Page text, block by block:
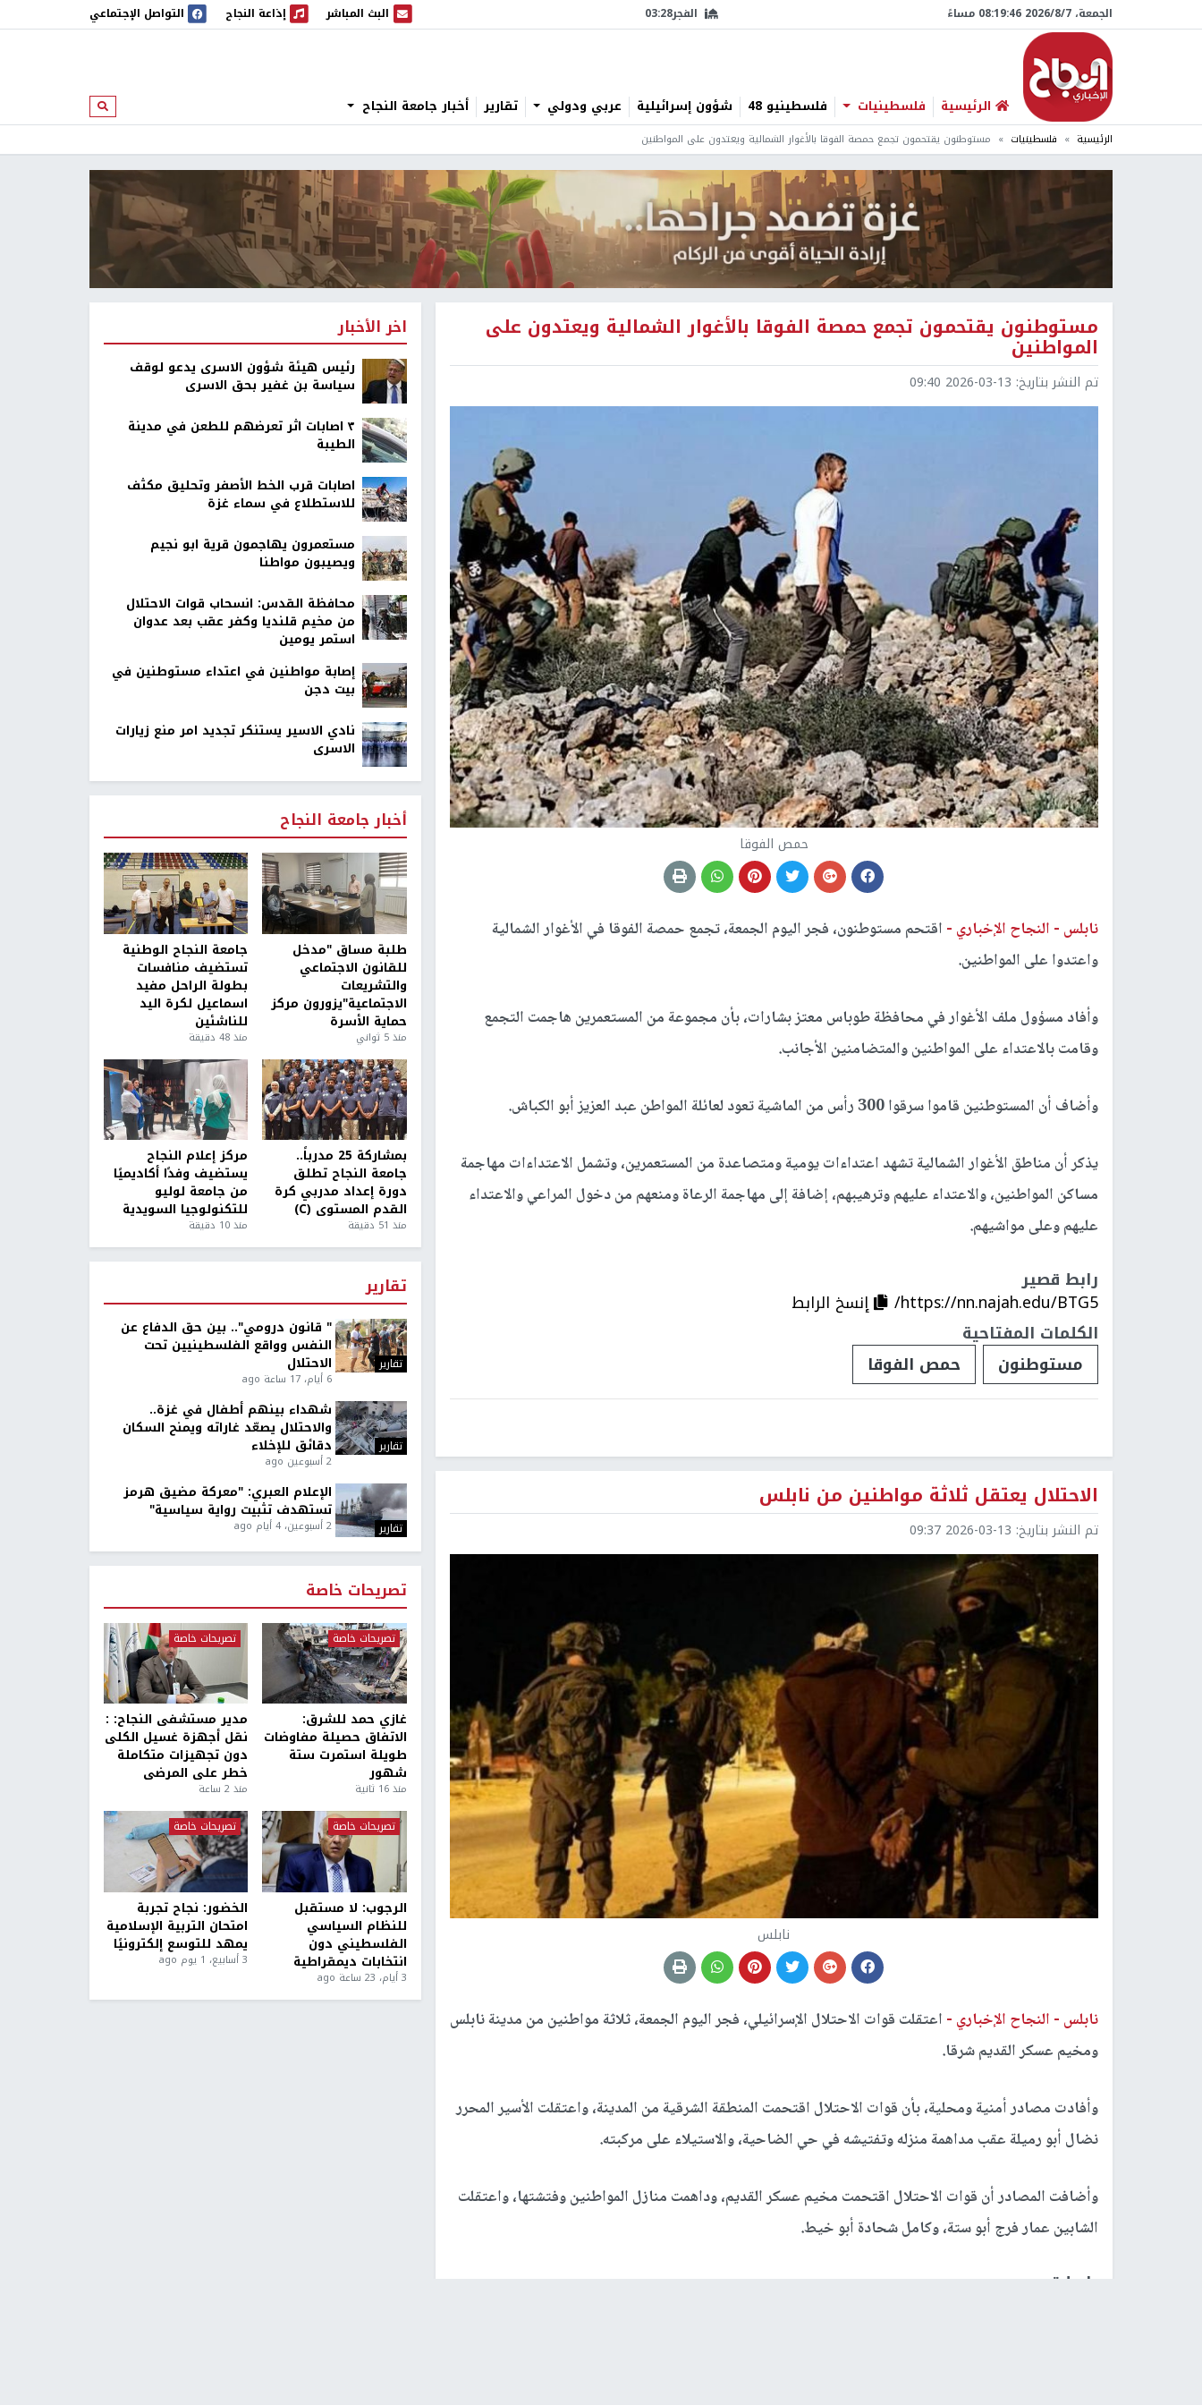
الجمعة، 7/‏8/‏2026 08:19:47 مساءً الفجر03:28 البث المباشر
البث المباشر إذاعة النجاح
إذاعة النجاح التواصل الإجتماعي
الرئيسية فلسطينيات فلسطينيو 48 شؤون إسرائيلية عربي ودولي تقارير أخبار جامعة النجاح ابحث
الرئيسية فلسطينيات مستوطنون يقتحمون تجمع حمصة الفوقا بالأغوار الشمالية ويعتدون على المواطنين
مستوطنون يقتحمون تجمع حمصة الفوقا بالأغوار الشمالية ويعتدون على
المواطنين
تم النشر بتاريخ: 2026-03-13 09:40
حمص الفوقا
نابلس - النجاح الإخباري - اقتحم مستوطنون، فجر اليوم الجمعة، تجمع حمصة الفوقا في الأغوار الشمالية
واعتدوا على المواطنين.
وأفاد مسؤول ملف الأغوار في محافظة طوباس معتز بشارات، بأن مجموعة من المستعمرين هاجمت التجمع
وقامت بالاعتداء على المواطنين والمتضامنين الأجانب.
وأضاف أن المستوطنين قاموا سرقوا 300 رأس من الماشية تعود لعائلة المواطن عبد العزيز أبو الكباش.
يذكر أن مناطق الأغوار الشمالية تشهد اعتداءات يومية ومتصاعدة من المستعمرين، وتشمل الاعتداءات مهاجمة
مساكن المواطنين، والاعتداء عليهم وترهيبهم، إضافة إلى مهاجمة الرعاة ومنعهم من دخول المراعي والاعتداء
عليهم وعلى مواشيهم.
رابط قصير
https://nn.najah.edu/BTG5/
إنسخ الرابط
الكلمات المفتاحية
مستوطنون
حمص الفوقا
الاحتلال يعتقل ثلاثة مواطنين من نابلس
تم النشر بتاريخ: 2026-03-13 09:37
نابلس
نابلس - النجاح الإخباري - اعتقلت قوات الاحتلال الإسرائيلي، فجر اليوم الجمعة، ثلاثة مواطنين من مدينة نابلس
ومخيم عسكر القديم شرقا.
وأفادت مصادر أمنية ومحلية، بأن قوات الاحتلال اقتحمت المنطقة الشرقية من المدينة، واعتقلت الأسير المحرر
نضال أبو رميلة عقب مداهمة منزله وتفتيشه في حي الضاحية، والاستيلاء على مركبته.
وأضافت المصادر أن قوات الاحتلال اقتحمت مخيم عسكر القديم، وداهمت منازل المواطنين وفتشتها، واعتقلت
الشابين عمار فرج أبو ستة، وكامل شحادة أبو خيط.
رابط قصير
اخر الأخبار
رئيس هيئة شؤون الاسرى يدعو لوقف
سياسة بن غفير بحق الاسرى
٣ اصابات اثر تعرضهم للطعن في مدينة
الطيبة
اصابات قرب الخط الأصفر وتحليق مكثف
للاستطلاع في سماء غزة
مستعمرون يهاجمون قرية ابو نجيم
ويصيبون مواطنا
محافظة القدس: انسحاب قوات الاحتلال
من مخيم قلنديا وكفر عقب بعد عدوان
استمر يومين
إصابة مواطنين في اعتداء مستوطنين في
بيت دجن
نادي الاسير يستنكر تجديد امر منع زيارات
الاسرى
أخبار جامعة النجاح
طلبة مساق "مدخل
للقانون الاجتماعي
والتشريعات
الاجتماعية"يزورون مركز
حماية الأسرة
منذ 5 ثواني
جامعة النجاح الوطنية
تستضيف منافسات
بطولة الراحل مفيد
اسماعيل لكرة اليد
للناشئين
منذ 48 دقيقة
بمشاركة 25 مدرباً..
جامعة النجاح تطلق
دورة إعداد مدربي كرة
القدم المستوى (C)
منذ 51 دقيقة
مركز إعلام النجاح
يستضيف وفدًا أكاديميًا
من جامعة لوليو
للتكنولوجيا السويدية
منذ 10 دقيقة
تقارير
تقارير
" قانون درومي".. بين حق الدفاع عن
النفس وواقع الفلسطينيين تحت
الاحتلال
6 أيام، 17 ساعة ago
تقارير
شهداء بينهم أطفال في غزة..
والاحتلال يصعّد غاراته ويمنح السكان
دقائق للإخلاء
2 أسبوعين ago
تقارير
الإعلام العبري: "معركة مضيق هرمز
تستهدف تثبيت رواية سياسية"
2 أسبوعين، 4 أيام ago
تصريحات خاصة
تصريحات خاصة
غازي حمد للشرق:
الاتفاق حصيلة مفاوضات
طويلة استمرت ستة
شهور
منذ 16 ثانية
تصريحات خاصة
مدير مستشفى النجاح: :
نقل أجهزة غسيل الكلى
دون تجهيزات متكاملة
خطر على المرضى
منذ 2 ساعة
تصريحات خاصة
الرجوب: لا مستقبل
للنظام السياسي
الفلسطيني دون
انتخابات ديمقراطية
3 أيام، 23 ساعة ago
تصريحات خاصة
الخضور: نجاح تجربة
امتحان التربية الإسلامية
يمهد للتوسع إلكترونيًا
3 أسابيع، 1 يوم ago